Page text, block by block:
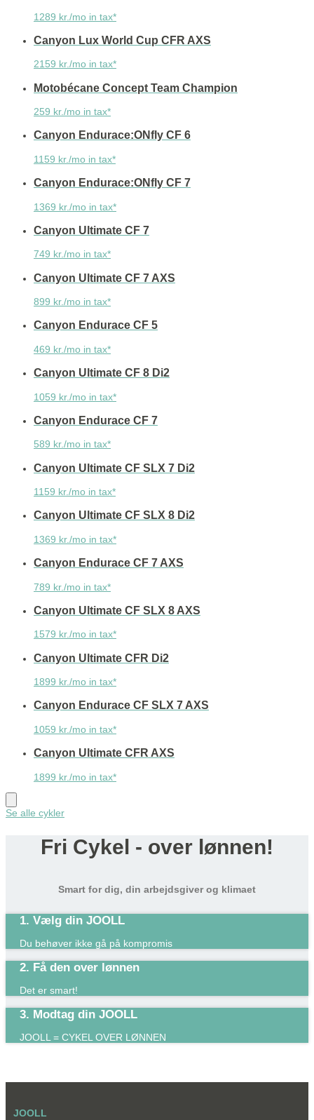
1289 kr./mo in tax*
Canyon Lux World Cup CFR AXS
2159 kr./mo in tax*
Motobécane Concept Team Champion
259 kr./mo in tax*
Canyon Endurace:ONfly CF 6
1159 kr./mo in tax*
Canyon Endurace:ONfly CF 7
1369 kr./mo in tax*
Canyon Ultimate CF 7
749 kr./mo in tax*
Canyon Ultimate CF 7 AXS
899 kr./mo in tax*
Canyon Endurace CF 5
469 kr./mo in tax*
Canyon Ultimate CF 8 Di2
1059 kr./mo in tax*
Canyon Endurace CF 7
589 kr./mo in tax*
Canyon Ultimate CF SLX 7 Di2
1159 kr./mo in tax*
Canyon Ultimate CF SLX 8 Di2
1369 kr./mo in tax*
Canyon Endurace CF 7 AXS
789 kr./mo in tax*
Canyon Ultimate CF SLX 8 AXS
1579 kr./mo in tax*
Canyon Ultimate CFR Di2
1899 kr./mo in tax*
Canyon Endurace CF SLX 7 AXS
1059 kr./mo in tax*
Canyon Ultimate CFR AXS
1899 kr./mo in tax*
Se alle cykler
Fri Cykel - over lønnen!
Smart for dig, din arbejdsgiver og klimaet
1. Vælg din JOOLL
Du behøver ikke gå på kompromis
2. Få den over lønnen
Det er smart!​
3. Modtag din JOOLL
JOOLL = CYKEL OVER LØNNEN
JOOLL